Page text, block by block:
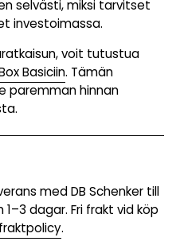
selvästi, miksi tarvitset
investoimassa.
voit tutustua
Basiciin. Tämän
paremman hinnan
med DB Schenker till
dagar. Fri frakt vid köp
fraktpolicy.